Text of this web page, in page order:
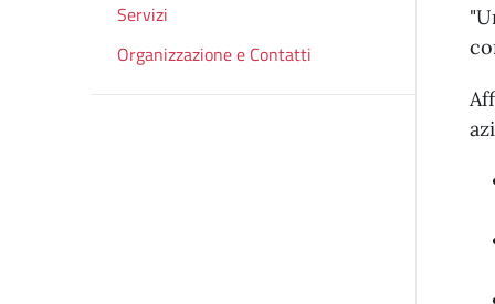
Servizi
Organizzazione e Contatti